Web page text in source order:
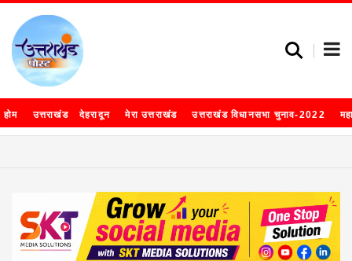
होम उत्तराखंड देहरादून मेरा उत्तराखंड उत्तराखंड विधानसभा चुनाव-2022